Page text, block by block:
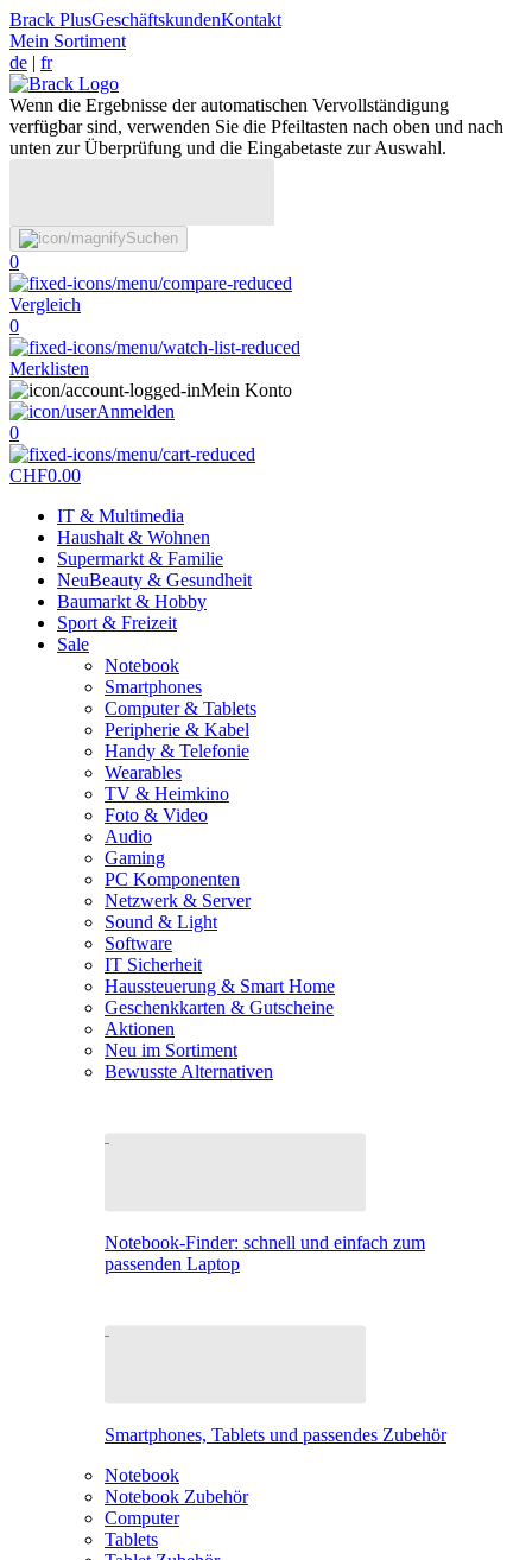
Brack PlusGeschäftskundenKontakt
Mein Sortiment
de | fr
Wenn die Ergebnisse der automatischen Vervollständigung
verfügbar sind, verwenden Sie die Pfeiltasten nach oben und nach
unten zur Überprüfung und die Eingabetaste zur Auswahl.
Suchen
0
Vergleich
0
Merklisten
Mein Konto
Anmelden
0
CHF0.00
IT & Multimedia
Haushalt & Wohnen
Supermarkt & Familie
NeuBeauty & Gesundheit
Baumarkt & Hobby
Sport & Freizeit
Sale
Notebook
Smartphones
Computer & Tablets
Peripherie & Kabel
Handy & Telefonie
Wearables
TV & Heimkino
Foto & Video
Audio
Gaming
PC Komponenten
Netzwerk & Server
Sound & Light
Software
IT Sicherheit
Haussteuerung & Smart Home
Geschenkkarten & Gutscheine
Aktionen
Neu im Sortiment
Bewusste Alternativen
Notebook-Finder: schnell und einfach zum
passenden Laptop
Smartphones, Tablets und passendes Zubehör
Notebook
Notebook Zubehör
Computer
Tablets